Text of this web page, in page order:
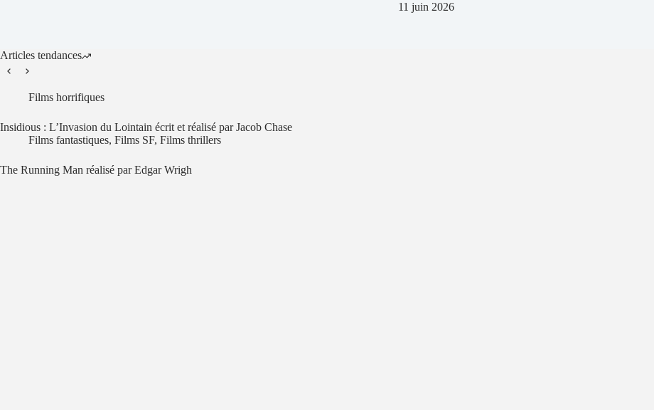
11 juin 2026
Articles tendances
Films horrifiques
Insidious : L’Invasion du Lointain écrit et réalisé par Jacob Chase
Films fantastiques, Films SF, Films thrillers
The Running Man réalisé par Edgar Wrigh